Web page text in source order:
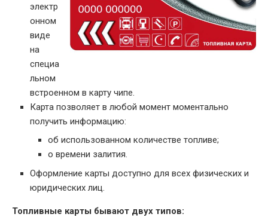
электр
онном
виде
на
специа
льном
встроенном в карту чипе.
Карта позволяет в любой момент моментально
получить информацию:
об использованном количестве топливе;
о времени залития.
Оформление карты доступно для всех физических и
юридических лиц.
Топливные карты бывают двух типов: